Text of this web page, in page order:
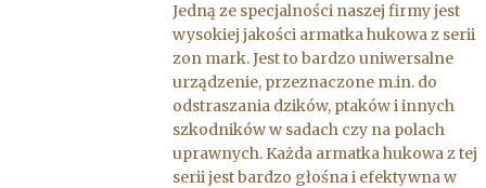
Jedną ze specjalności naszej firmy jest
wysokiej jakości armatka hukowa z serii
zon mark. Jest to bardzo uniwersalne
urządzenie, przeznaczone m.in. do
odstraszania dzików, ptaków i innych
szkodników w sadach czy na polach
uprawnych. Każda armatka hukowa z tej
serii jest bardzo głośna i efektywna w